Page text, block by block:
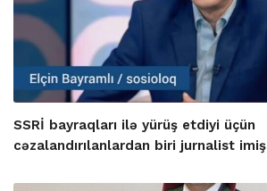
SSRİ bayraqları ilə yürüş etdiyi üçün
cəzalandırılanlardan biri jurnalist imiş